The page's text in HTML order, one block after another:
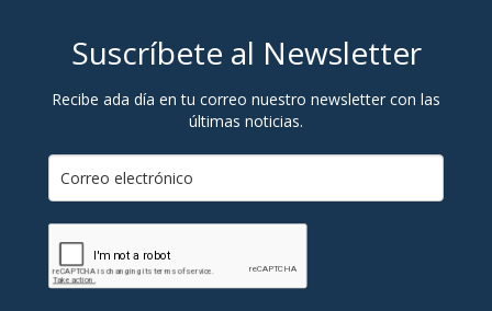
Suscríbete al Newsletter
Recibe ada día en tu correo nuestro newsletter con las
últimas noticias.